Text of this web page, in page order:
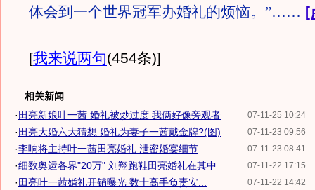
体会到一个世界冠军办婚礼的烦恼。”…… [
[我来说两句(454条)]
相关新闻
07-11-25 10:24
· 田亮新娘叶一茜:婚礼被炒过度 我俩好像旁观者
07-11-23 09:56
· 田亮大婚六大猜想 婚礼为妻子一茜戴金牌?(图)
07-11-23 08:41
·李响将主持叶一茜田亮婚礼 泄密婚宴细节
07-11-22 17:15
·细数奥运各界"20万" 刘翔跑鞋田亮婚礼在其中
07-11-22 14:42
· 田亮叶一茜婚礼开销曝光 数十高手负责安...